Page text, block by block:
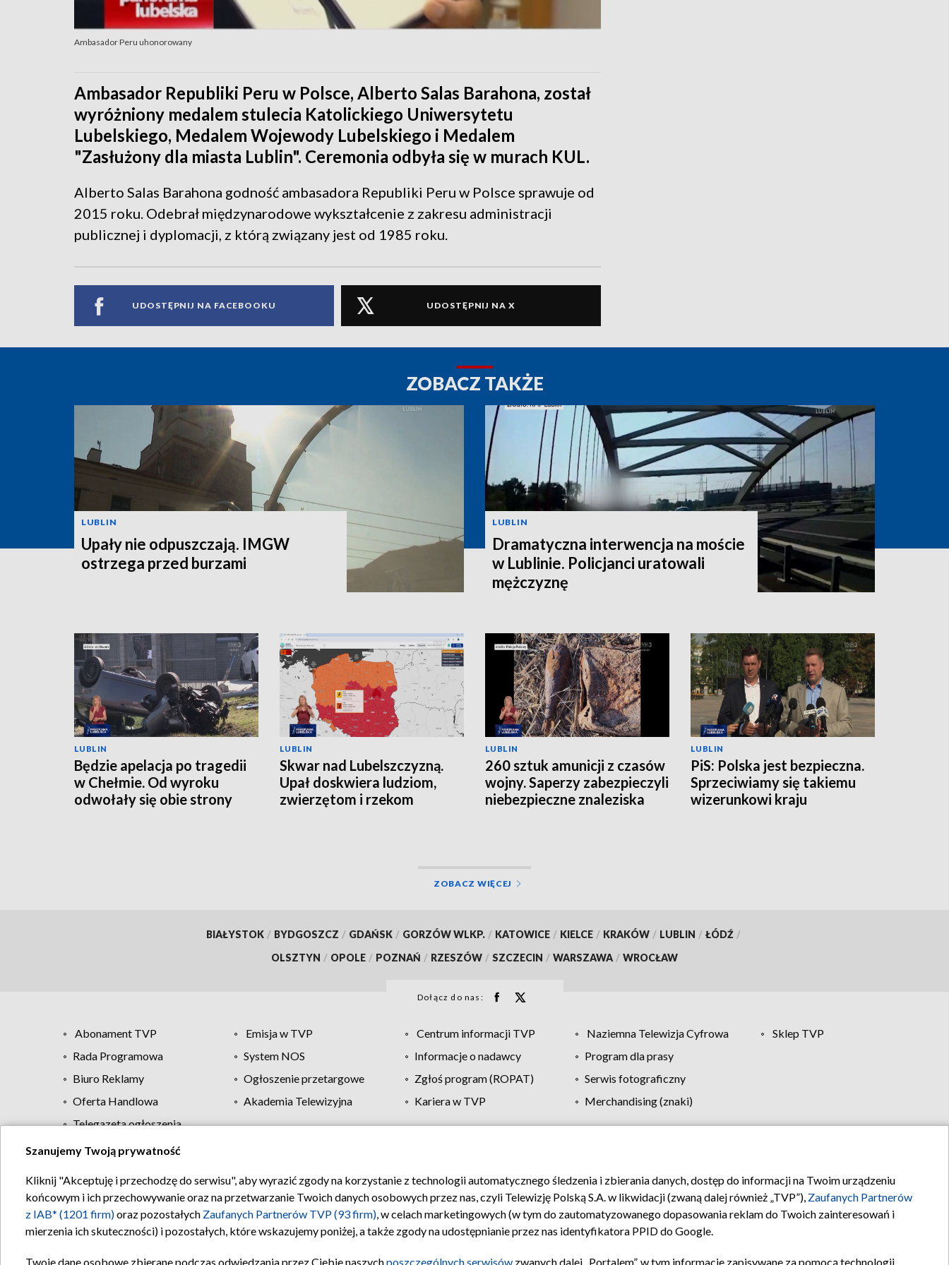
Ambasador Peru uhonorowany
Ambasador Republiki Peru w Polsce, Alberto Salas Barahona, został
wyróżniony medalem stulecia Katolickiego Uniwersytetu
Lubelskiego, Medalem Wojewody Lubelskiego i Medalem
"Zasłużony dla miasta Lublin". Ceremonia odbyła się w murach KUL.
Alberto Salas Barahona godność ambasadora Republiki Peru w Polsce sprawuje od
2015 roku. Odebrał międzynarodowe wykształcenie z zakresu administracji
publicznej i dyplomacji, z którą związany jest od 1985 roku.
UDOSTĘPNIJ NA FACEBOOKU UDOSTĘPNIJ NA X
ZOBACZ TAKŻE
LUBLIN
Upały nie odpuszczają. IMGW
ostrzega przed burzami
LUBLIN
Dramatyczna interwencja na moście
w Lublinie. Policjanci uratowali
mężczyznę
LUBLIN
Będzie apelacja po tragedii
w Chełmie. Od wyroku
odwołały się obie strony
LUBLIN
Skwar nad Lubelszczyzną.
Upał doskwiera ludziom,
zwierzętom i rzekom
LUBLIN
260 sztuk amunicji z czasów
wojny. Saperzy zabezpieczyli
niebezpieczne znaleziska
LUBLIN
PiS: Polska jest bezpieczna.
Sprzeciwiamy się takiemu
wizerunkowi kraju
ZOBACZ WIĘCEJ
BIAŁYSTOK / BYDGOSZCZ / GDAŃSK / GORZÓW WLKP. / KATOWICE / KIELCE / KRAKÓW / LUBLIN / ŁÓDŹ /
OLSZTYN / OPOLE / POZNAŃ / RZESZÓW / SZCZECIN / WARSZAWA / WROCŁAW
Dołącz do nas:
Abonament TVP Emisja w TVP Centrum informacji TVP Naziemna Telewizja Cyfrowa
Sklep TVP
Rada Programowa
System NOS Informacje o nadawcy
Program dla prasy
Biuro Reklamy
Ogłoszenie przetargowe Zgłoś program (ROPAT)
Serwis fotograficzny
Oferta Handlowa
Akademia Telewizyjna Kariera w TVP
Merchandising (znaki)
Telegazeta ogłoszenia
Regulamin TVP Polityka prywatności Moje zgody Pomoc Biuro reklamy Kontakt
Szanujemy Twoją prywatność
Kliknij "Akceptuję i przechodzę do serwisu", aby wyrazić zgody na korzystanie z technologii automatycznego śledzenia i zbierania danych, dostęp do informacji na Twoim urządzeniu
końcowym i ich przechowywanie oraz na przetwarzanie Twoich danych osobowych przez nas, czyli Telewizję Polską S.A. w likwidacji (zwaną dalej również „TVP”), Zaufanych Partnerów
z IAB* (1201 firm)oraz pozostałych Zaufanych Partnerów TVP (93 firm), w celach marketingowych (w tym do zautomatyzowanego dopasowania reklam do Twoich zainteresowań i
mierzenia ich skuteczności) i pozostałych, które wskazujemy poniżej, a także zgody na udostępnianie przez nas identyfikatora PPID do Google.
Twoje dane osobowe zbierane podczas odwiedzania przez Ciebie naszychposzczególnych serwisów zwanych dalej „Portalem”, w tym informacje zapisywane za pomocą technologii